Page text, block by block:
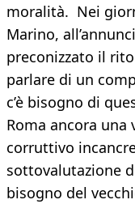
moralità. Nei
Marino,
preconizzato il
parlare di un
c’è bisogno di
Roma ancora
corruttivo
sottovalutazione
bisogno del